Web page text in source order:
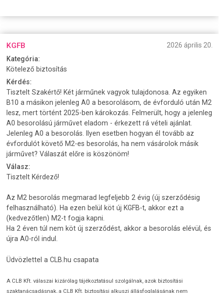
KGFB
2026 április 20.
Kategória:
Kötelező biztosítás
Kérdés:
Tisztelt Szakértő! Két járműnek vagyok tulajdonosa. Az egyiken
B10 a másikon jelenleg A0 a besorolásom, de évforduló után M2
lesz, mert történt 2025-ben károkozás. Felmerült, hogy a jelenleg
A0 besorolású járművet eladom - érkezett rá vételi ajánlat.
Jelenleg A0 a besorolás. Ilyen esetben hogyan él tovább az
évfordulót követő M2-es besorolás, ha nem vásárolok másik
járművet? Válaszát előre is köszönöm!
Válasz:
Tisztelt Kérdező!
Az M2 besorolás megmarad legfeljebb 2 évig (új szerződésig
felhasználható). Ha ezen belül köt új KGFB-t, akkor ezt a
(kedvezőtlen) M2-t fogja kapni.
Ha 2 éven túl nem köt új szerződést, akkor a besorolás elévül, és
újra A0-ról indul.
Üdvözlettel a CLB.hu csapata
A CLB Kft. válaszai kizárólag tájékoztatásul szolgálnak, azok biztosítási
szaktanácsadásnak, a CLB Kft. biztosítási alkuszi állásfoglalásának nem